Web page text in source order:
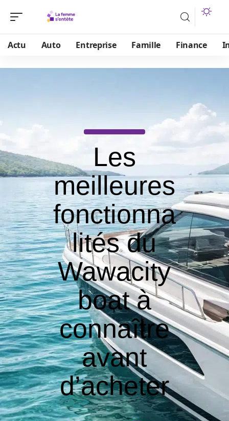
Actu Auto Entreprise Famille Finance
Les
meilleures
fonctionna
lités du
Wawacity
boat à
connaître
avant
d’acheter